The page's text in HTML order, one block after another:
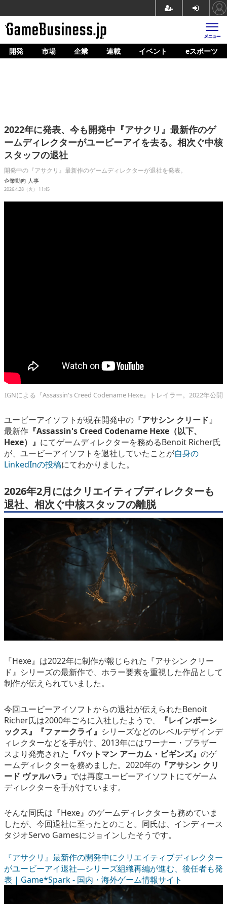
ホーム
企業動向
人材育成
産業政策
開発 市場 企業 連載 イベント eスポーツ
2022年に発表、今も開発中『アサクリ』最新作のゲ
ームディレクターがユービーアイを去る。相次ぐ中核
スタッフの退社
開発中の『アサクリ』最新作のゲームディレクターが退社を発表。
企業動向 人事
2026.4.28（火） 11:45
IGNによる『Assassin's Creed Codename Hexe』トレイラー。2022年公開
ユービーアイソフトが現在開発中の『アサシン クリード』
最新作 『Assassin's Creed Codename Hexe（以下、
Hexe）』 にてゲームディレクターを務めるBenoit Richer氏
が、ユービーアイソフトを退社していたことが自身の
LinkedInの投稿にてわかりました。
2026年2月にはクリエイティブディレクターも
退社、相次ぐ中核スタッフの離脱
『Hexe』は2022年に制作が報じられた『アサシン クリー
ド』シリーズの最新作で、ホラー要素を重視した作品として
制作が伝えられていました。
今回ユービーアイソフトからの退社が伝えられたBenoit
Richer氏は2000年ごろに入社したようで、
『レインボーシ
ックス』『ファークライ』 シリーズなどのレベルデザインデ
ィレクターなどを手がけ、2013年にはワーナー・ブラザー
スより発売された 『バットマン アーカム・ビギンズ』 のゲ
ームディレクターを務めました。2020年の 『アサシン クリ
ード ヴァルハラ』 では再度ユービーアイソフトにてゲーム
ディレクターを手がけています。
そんな同氏は『Hexe』のゲームディレクターも務めていま
したが、今回退社に至ったとのこと。同氏は、インディース
タジオServo Gamesにジョインしたそうです。
『アサクリ』最新作の開発中にクリエイティブディレクター
がユービーアイ退社―シリーズ組織再編が進む、後任者も発
表 | Game*Spark - 国内・海外ゲーム情報サイト